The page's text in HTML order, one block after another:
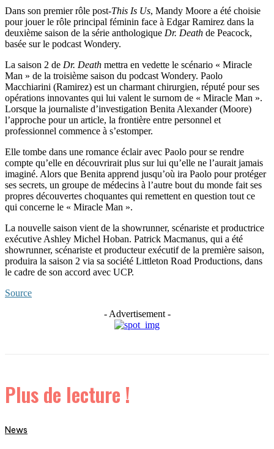
Dans son premier rôle post-This Is Us, Mandy Moore a été choisie
pour jouer le rôle principal féminin face à Edgar Ramirez dans la
deuxième saison de la série anthologique Dr. Death de Peacock,
basée sur le podcast Wondery.
La saison 2 de Dr. Death mettra en vedette le scénario « Miracle
Man » de la troisième saison du podcast Wondery. Paolo
Macchiarini (Ramirez) est un charmant chirurgien, réputé pour ses
opérations innovantes qui lui valent le surnom de « Miracle Man ».
Lorsque la journaliste d’investigation Benita Alexander (Moore)
l’approche pour un article, la frontière entre personnel et
professionnel commence à s’estomper.
Elle tombe dans une romance éclair avec Paolo pour se rendre
compte qu’elle en découvrirait plus sur lui qu’elle ne l’aurait jamais
imaginé. Alors que Benita apprend jusqu’où ira Paolo pour protéger
ses secrets, un groupe de médecins à l’autre bout du monde fait ses
propres découvertes choquantes qui remettent en question tout ce
qui concerne le « Miracle Man ».
La nouvelle saison vient de la showrunner, scénariste et productrice
exécutive Ashley Michel Hoban. Patrick Macmanus, qui a été
showrunner, scénariste et producteur exécutif de la première saison,
produira la saison 2 via sa société Littleton Road Productions, dans
le cadre de son accord avec UCP.
Source
- Advertisement -
Plus de lecture !
News